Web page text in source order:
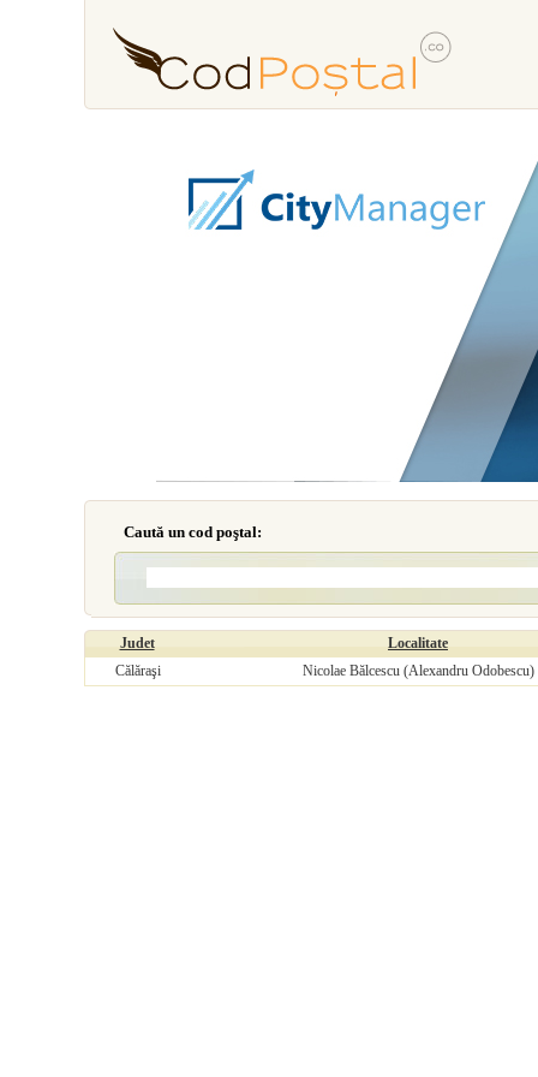
Caută un cod poştal:
Judet
Localitate
Călăraşi
Nicolae Bălcescu (Alexandru Odobescu)